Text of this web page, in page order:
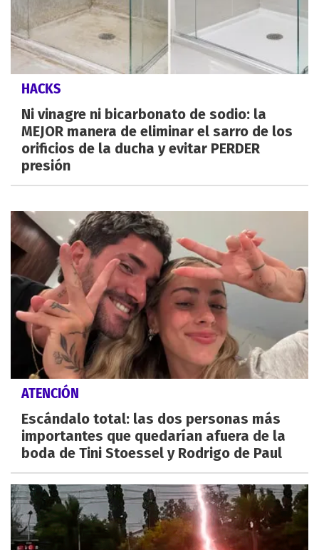
HACKS
Ni vinagre ni bicarbonato de sodio: la
MEJOR manera de eliminar el sarro de los
orificios de la ducha y evitar PERDER
presión
ATENCIÓN
Escándalo total: las dos personas más
importantes que quedarían afuera de la
boda de Tini Stoessel y Rodrigo de Paul